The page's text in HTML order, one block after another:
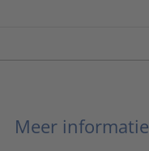
Meer informatie